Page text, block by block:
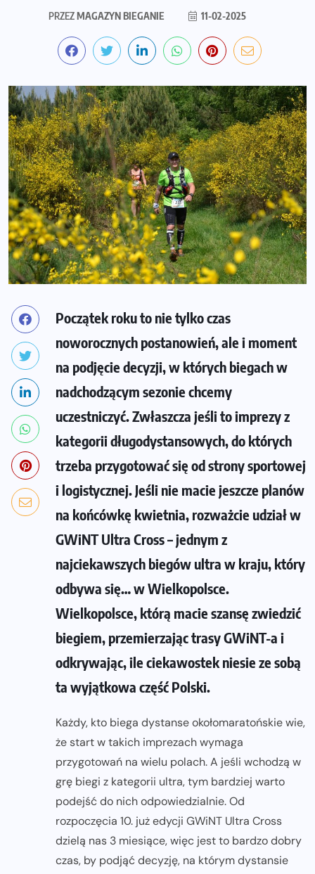
PRZEZMAGAZYN BIEGANIE 11-02-2025
Początek roku to nie tylko czas
noworocznych postanowień, ale i moment
na podjęcie decyzji, w których biegach w
nadchodzącym sezonie chcemy
uczestniczyć. Zwłaszcza jeśli to imprezy z
kategorii długodystansowych, do których
trzeba przygotować się od strony sportowej
i logistycznej. Jeśli nie macie jeszcze planów
na końcówkę kwietnia, rozważcie udział w
GWiNT Ultra Cross – jednym z
najciekawszych biegów ultra w kraju, który
odbywa się… w Wielkopolsce.
Wielkopolsce, którą macie szansę zwiedzić
biegiem, przemierzając trasy GWiNT-a i
odkrywając, ile ciekawostek niesie ze sobą
ta wyjątkowa część Polski.
Każdy, kto biega dystanse okołomaratońskie wie,
że start w takich imprezach wymaga
przygotowań na wielu polach. A jeśli wchodzą w
grę biegi z kategorii ultra, tym bardziej warto
podejść do nich odpowiedzialnie. Od
rozpoczęcia 10. już edycji GWiNT Ultra Cross
dzielą nas 3 miesiące, więc jest to bardzo dobry
czas, by podjąć decyzję, na którym dystansie